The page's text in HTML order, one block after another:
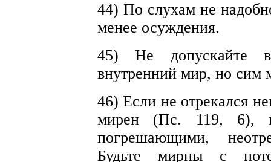
44) По слухам не
менее осуждения.
45) Не допускайте
внутренний мир, но сим
46) Если не отрекался
мирен (Пс. 119, 6),
погрешающими,
Будьте мирны с